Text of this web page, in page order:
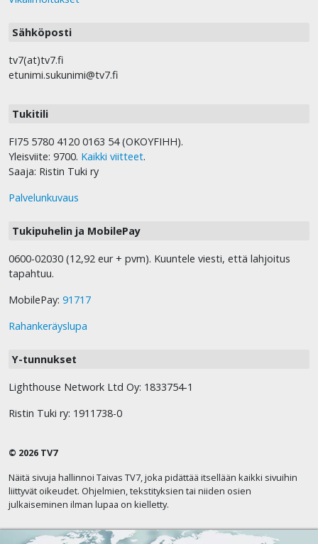
Sähköposti
tv7(at)tv7.fi
etunimi.sukunimi@tv7.fi
Tukitili
FI75 5780 4120 0163 54 (OKOYFIHH).
Yleisviite: 9700. Kaikki viitteet.
Saaja: Ristin Tuki ry
Palvelunkuvaus
Tukipuhelin ja MobilePay
0600-02030 (12,92 eur + pvm). Kuuntele viesti, että lahjoitus
tapahtuu.
MobilePay: 91717
Rahankeräyslupa
Y-tunnukset
Lighthouse Network Ltd Oy: 1833754-1
Ristin Tuki ry: 1911738-0
© 2026 TV7
Näitä sivuja hallinnoi Taivas TV7, joka pidättää itsellään kaikki sivuihin
liittyvät oikeudet. Ohjelmien, tekstityksien tai niiden osien
julkaiseminen ilman lupaa on kielletty.